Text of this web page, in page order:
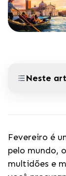
Neste
Fevereiro é
pelo mundo,
multidões e